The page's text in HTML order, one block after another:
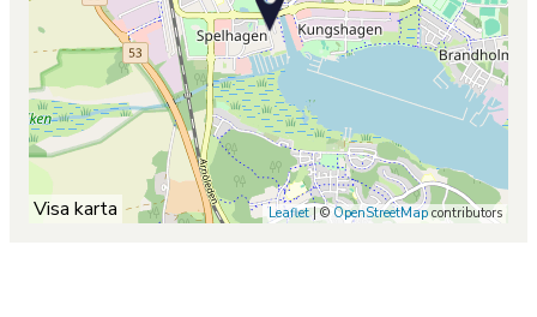
Leaflet| © OpenStreetMap contributors
Visa karta